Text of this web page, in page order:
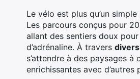
Le vélo est plus qu’un
Les parcours conçus pour
allant des sentiers doux
d’adrénaline. À travers
s’attendre à des paysages
enrichissantes avec d’autres